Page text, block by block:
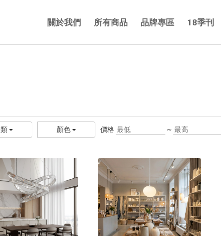
關於我們 所有商品 品牌專區 18季刊
顏色 價格 ~